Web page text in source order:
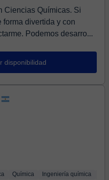
Ciencias Químicas. Si
divertida y con
Podemos desarro...
disponibilidad
Química Ingeniería química